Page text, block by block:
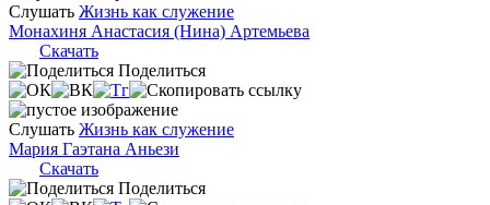
Слушать Жизнь как служение
Монахиня Анастасия (Нина) Артемьева
Скачать
Поделиться
Слушать Жизнь как служение
Мария Гаэтана Аньези
Скачать
Поделиться